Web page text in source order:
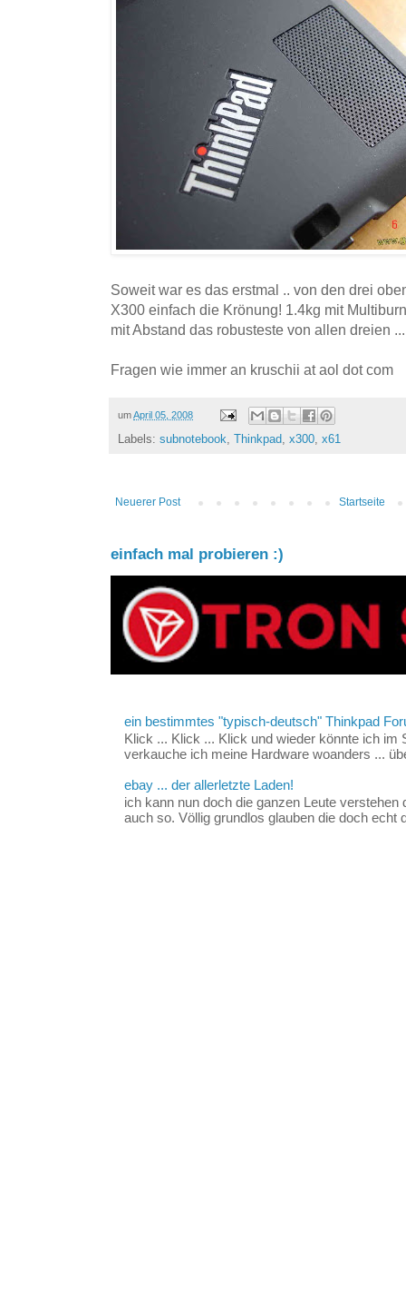
Soweit war es das erstmal .. von den drei
X300 einfach die Krönung! 1.4kg mit
mit Abstand das robusteste von allen dreien ...
Fragen wie immer an kruschii at aol dot com
umApril 05, 2008
Labels: subnotebook, Thinkpad, x300, x61
Neuerer Post Startseite
einfach mal probieren :)
ein bestimmtes "typisch-deutsch" Thinkpad
Klick ... Klick ... Klick und wieder könnte ich im
verkauche ich meine Hardware woanders ...
ebay ... der allerletzte Laden!
ich kann nun doch die ganzen Leute
auch so. Völlig grundlos glauben die doch echt